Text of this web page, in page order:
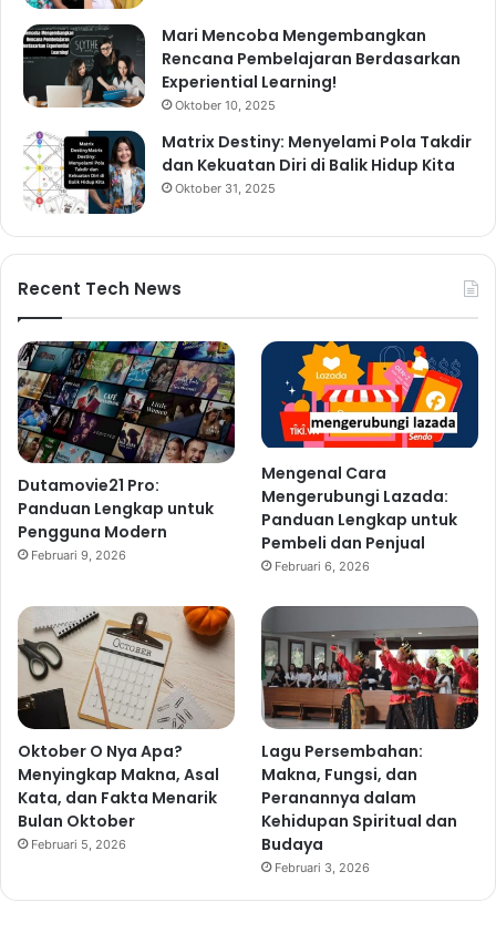
Mari Mencoba Mengembangkan
Rencana Pembelajaran Berdasarkan
Experiential Learning!
Oktober 10, 2025
Matrix Destiny: Menyelami Pola Takdir
dan Kekuatan Diri di Balik Hidup Kita
Oktober 31, 2025
Recent Tech News
Dutamovie21 Pro:
Panduan Lengkap untuk
Pengguna Modern
Februari 9, 2026
Mengenal Cara
Mengerubungi Lazada:
Panduan Lengkap untuk
Pembeli dan Penjual
Februari 6, 2026
Oktober O Nya Apa?
Menyingkap Makna, Asal
Kata, dan Fakta Menarik
Bulan Oktober
Februari 5, 2026
Lagu Persembahan:
Makna, Fungsi, dan
Peranannya dalam
Kehidupan Spiritual dan
Budaya
Februari 3, 2026